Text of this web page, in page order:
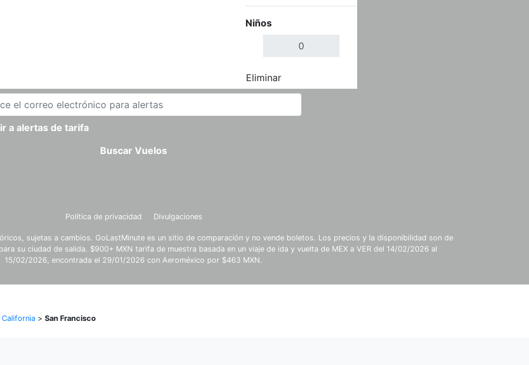
Niños
Eliminar
a alertas de tarifa
Buscar Vuelos
Política de privacidad Divulgaciones
sujetas a cambios. GoLastMinute es un sitio de comparación y no vende boletos. Los precios y la disponibilidad son de
su ciudad de salida. $900+ MXN tarifa de muestra basada en un viaje de ida y vuelta de MEX a VER del 14/02/2026 al
15/02/2026, encontrada el 29/01/2026 con Aeroméxico por $463 MXN.
California > San Francisco